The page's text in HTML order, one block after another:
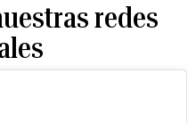
redes